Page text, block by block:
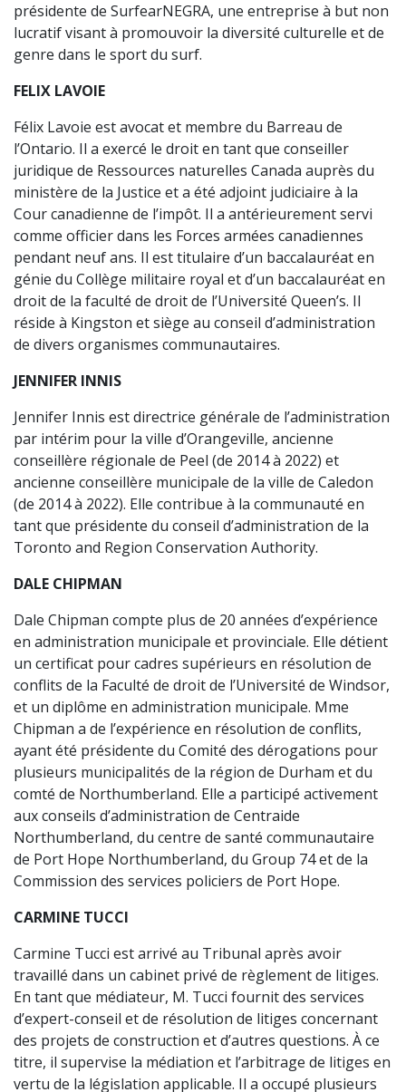
présidente de SurfearNEGRA, une entreprise à but non
lucratif visant à promouvoir la diversité culturelle et de
genre dans le sport du surf.
FELIX LAVOIE
Félix Lavoie est avocat et membre du Barreau de
l’Ontario. Il a exercé le droit en tant que conseiller
juridique de Ressources naturelles Canada auprès du
ministère de la Justice et a été adjoint judiciaire à la
Cour canadienne de l’impôt. Il a antérieurement servi
comme officier dans les Forces armées canadiennes
pendant neuf ans. Il est titulaire d’un baccalauréat en
génie du Collège militaire royal et d’un baccalauréat en
droit de la faculté de droit de l’Université Queen’s. Il
réside à Kingston et siège au conseil d’administration
de divers organismes communautaires.
JENNIFER INNIS
Jennifer Innis est directrice générale de l’administration
par intérim pour la ville d’Orangeville, ancienne
conseillère régionale de Peel (de 2014 à 2022) et
ancienne conseillère municipale de la ville de Caledon
(de 2014 à 2022). Elle contribue à la communauté en
tant que présidente du conseil d’administration de la
Toronto and Region Conservation Authority.
DALE CHIPMAN
Dale Chipman compte plus de 20 années d’expérience
en administration municipale et provinciale. Elle détient
un certificat pour cadres supérieurs en résolution de
conflits de la Faculté de droit de l’Université de Windsor,
et un diplôme en administration municipale. Mme
Chipman a de l’expérience en résolution de conflits,
ayant été présidente du Comité des dérogations pour
plusieurs municipalités de la région de Durham et du
comté de Northumberland. Elle a participé activement
aux conseils d’administration de Centraide
Northumberland, du centre de santé communautaire
de Port Hope Northumberland, du Group 74 et de la
Commission des services policiers de Port Hope.
CARMINE TUCCI
Carmine Tucci est arrivé au Tribunal après avoir
travaillé dans un cabinet privé de règlement de litiges.
En tant que médiateur, M. Tucci fournit des services
d’expert-conseil et de résolution de litiges concernant
des projets de construction et d’autres questions. À ce
titre, il supervise la médiation et l’arbitrage de litiges en
vertu de la législation applicable. Il a occupé plusieurs